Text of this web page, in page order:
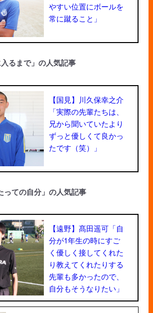
やすい位置にボールを
常に蹴ること」
入るまで」の人気記事
【国見】川久保幸之介
「実際の先輩たちは、
兄から聞いていたより
ずっと優しくて良かっ
たです（笑）」
っての自分」の人気記事
【遠野】髙田遥可「自
分が1年生の時にすご
く優しく接してくれた
り教えてくれたりする
先輩も多かったので、
自分もそうなりたい」